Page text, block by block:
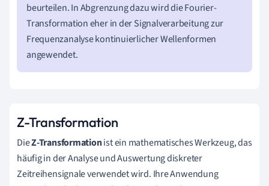
beurteilen. In Abgrenzung dazu wird die Fourier-
Transformation eher in der Signalverarbeitung zur
Frequenzanalyse kontinuierlicher Wellenformen
angewendet.
Z-Transformation
DieZ-Transformationist ein mathematisches Werkzeug, das
häufig in der Analyse und Auswertung diskreter
Zeitreihensignale verwendet wird. Ihre Anwendung